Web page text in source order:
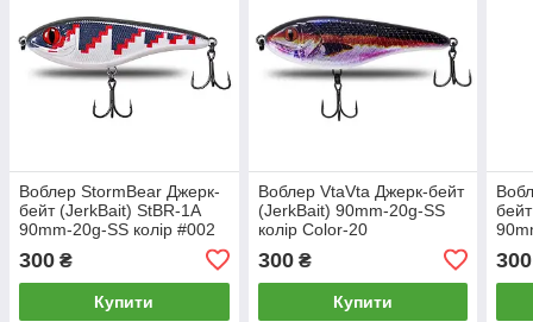
Воблер StormBear Джерк-
бейт (JerkBait) StBR-1A
90mm-20g-SS колір #002
300 ₴
Купити
Воблер VtaVta Джерк-бейт
(JerkBait) 90mm-20g-SS
колір Color-20
300₴
Купити
300